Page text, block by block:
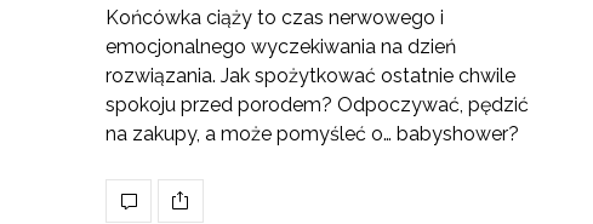
Końcówka ciąży to czas nerwowego i
emocjonalnego wyczekiwania na dzień
rozwiązania. Jak spożytkować ostatnie chwile
spokoju przed porodem? Odpoczywać, pędzić
na zakupy, a może pomyśleć o… babyshower?